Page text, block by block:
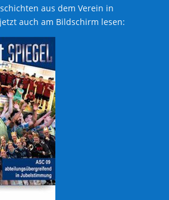
aus dem Verein in
auch am Bildschirm lesen: